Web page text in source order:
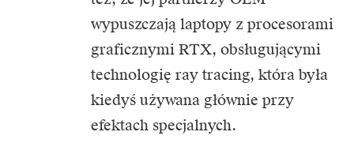
wypuszczają laptopy z procesorami
graficznymi RTX, obsługującymi
technologię ray tracing, która była
kiedyś używana głównie przy
efektach specjalnych.